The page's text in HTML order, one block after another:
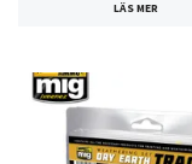
LÄS MER